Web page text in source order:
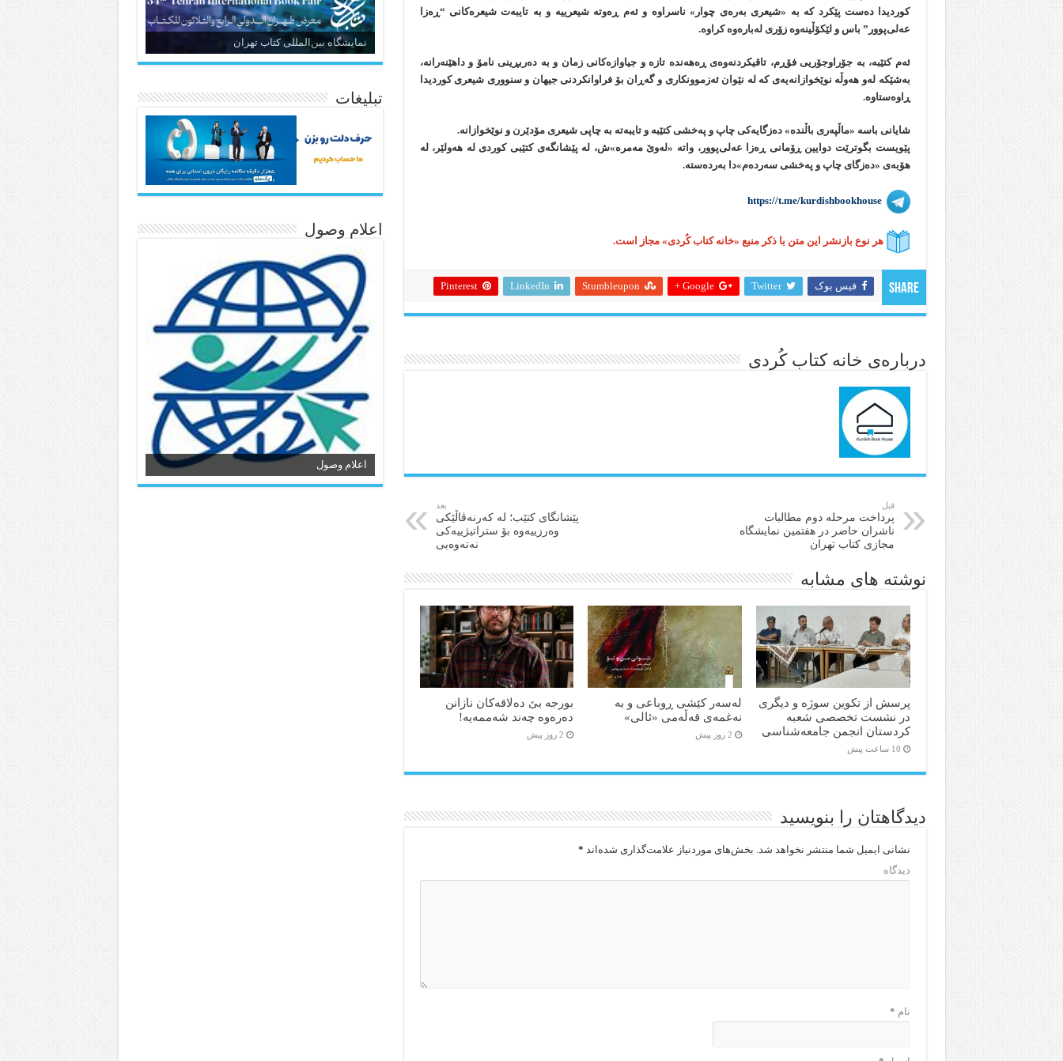
کوردیدا ده‌ست پێکرد که به «شیعری به‌ره‌ی چوار» ناسراوه و ئەم ڕەوته شیعرییه و به تایبه‌ت شیعره‌کانی “ڕەزا
عه‌لی‌پوور” باس و لێکۆڵینه‌وه زۆری لەباره‌وه کراوه.
ئەم کتێبە، بە جۆراوجۆریی فۆڕم، تاقیکردنەوەی ڕەهەندە تازە و جیاوازەکانی زمان و بە دەربڕینی نامۆ و داهێنەرانە،
بەشێکە لەو هەوڵە نوێخوازانه‌یه‌ی کە لە نێوان ئەزموونکاری و گەڕان بۆ فراوانکردنی جیهان و سنووری شیعری کوردیدا
ڕاوەستاوه.
شایانی باسه «ماڵپه‌ری باڵنده» ده‌زگایه‌کی چاپ و په‌خشی کتێبه و تایبه‌ته به چاپی شیعری مۆدێرن و نوێخوازانه.
پێویست بگوترێت دوایین ڕۆمانی ڕەزا عەلی‌پوور، واته «لەوێ مەمرە»ش، لە پێشانگەی کتێبی کوردی لە هەولێر، لە
هۆبەی «دەزگای چاپ و پەخشی سەردەم»دا بەرده‌سته.
https://t.me/kurdishbookhouse
هر نوع بازنشر این متن با ذکر منبع «خانه کتاب کُردی» مجاز است.
Share فیس بوک Twitter
Google +
Stumbleupon
LinkedIn
Pinterest
درباره‌ی خانه کتاب کُردی
قبل
پرداخت مرحله دوم مطالبات
ناشران حاضر در هفتمین نمایشگاه
مجازی کتاب تهران
بعد
پێشانگای کتێب؛ لە کەرنەڤاڵێکی
وەرزییەوە بۆ ستراتیژییەکی
نەتەوەیی
نوشته های مشابه
پرسش از تکوین سوژه و دیگری
در نشست تخصصی شعبه
کردستان انجمن جامعه‌شناسی
10 ساعت پیش
لەسەر کێشی ڕوباعی و به
نەغمەی قەڵەمی «ئالی»
2 روز پیش
بورجە بێ دەلاقەکان نازانن
دەرەوە چەند شەممەیە!
2 روز پیش
دیدگاهتان را بنویسید
نشانی ایمیل شما منتشر نخواهد شد. بخش‌های موردنیاز علامت‌گذاری شده‌اند *
دیدگاه
نام *
نمایشگاه بین‌المللی کتاب تهران
تبلیغات
اعلام وصول
اعلام وصول